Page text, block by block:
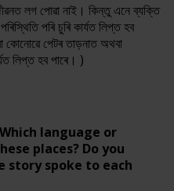
লগ পোৱা নাই। কিন্তু এনে ব্যক্তি
পৰি চুৰি কাৰ্যত লিপ্ত হব
কোনোৱে পেটৰ তাড়নাত অথবা
লিপ্ত হব পাৰে। )
language or
places? Do you
story spoke to each